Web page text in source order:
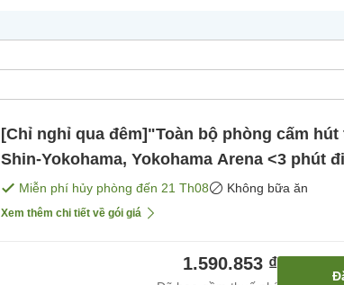
[Chỉ nghỉ qua đêm]"Toàn bộ phòng cấm
Shin-Yokohama, Yokohama Arena <3 phút
Tok [Không bao gồm bữa ăn]
Miễn phí hủy phòng đến 21 Th08 Không bữa ăn
Xem thêm chi tiết về gói giá
1.590.853 ₫